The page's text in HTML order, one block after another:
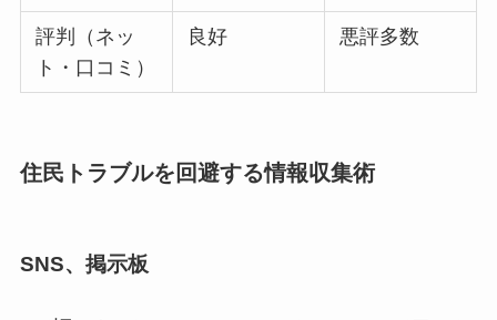
評判（ネッ
ト・口コミ）
良好 悪評多数
住民トラブルを回避する情報収集術
SNS、掲示板